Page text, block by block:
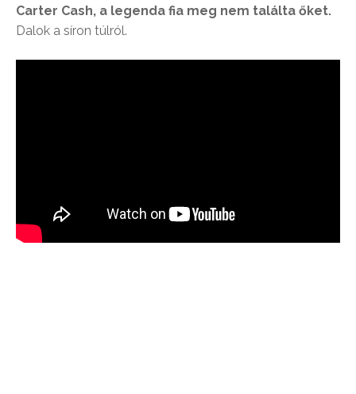
Carter Cash, a legenda fia meg nem találta őket.
Dalok a síron túlról.